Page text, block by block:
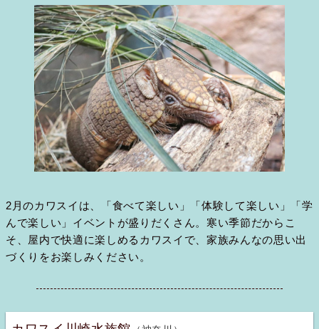
2月のカワスイは、「食べて楽しい」「体験して楽しい」「学
んで楽しい」イベントが盛りだくさん。寒い季節だからこ
そ、屋内で快適に楽しめるカワスイで、家族みんなの思い出
づくりをお楽しみください。